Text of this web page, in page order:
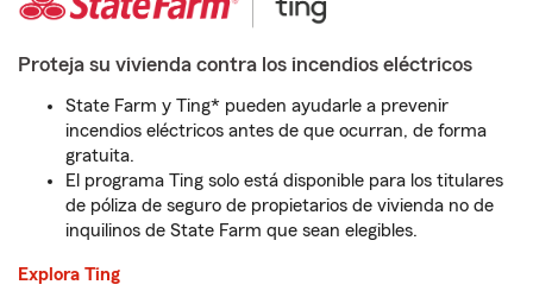
Proteja su vivienda contra los incendios eléctricos
State Farm y Ting* pueden ayudarle a prevenir
incendios eléctricos antes de que ocurran, de forma
gratuita.
El programa Ting solo está disponible para los titulares
de póliza de seguro de propietarios de vivienda no de
inquilinos de State Farm que sean elegibles.
Explora Ting